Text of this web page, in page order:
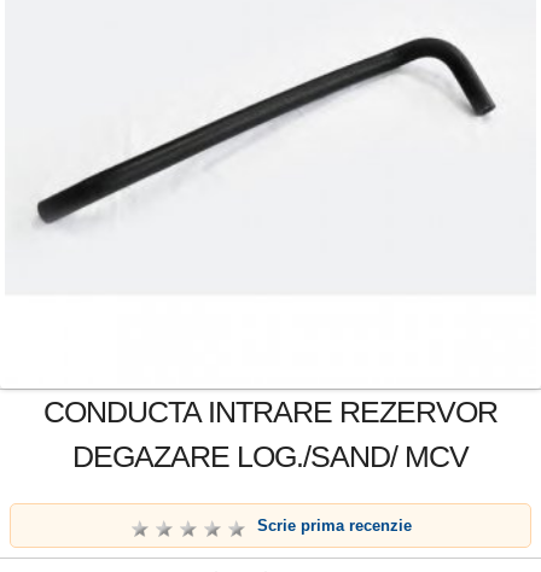
CONDUCTA INTRARE REZERVOR
DEGAZARE LOG./SAND/ MCV
Scrie prima recenzie